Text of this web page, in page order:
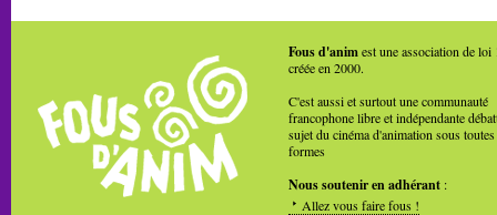
Fous d'animest une association de loi
créée en 2000.
C'est aussi et surtout une communauté
francophone libre et indépendante
sujet du cinéma d'animation sous toutes
formes
Nous soutenir en adhérant :
Allez vous faire fous !